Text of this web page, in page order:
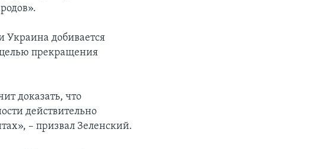
Украина добивается
целью прекращения
доказать, что
действительно
– призвал Зеленский.